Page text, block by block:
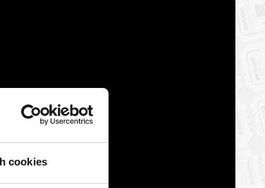
cookies
dotyczy psów asystentów oraz psów